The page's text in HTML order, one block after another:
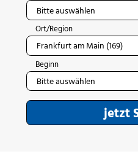
Ort/Region
Beginn
jetzt